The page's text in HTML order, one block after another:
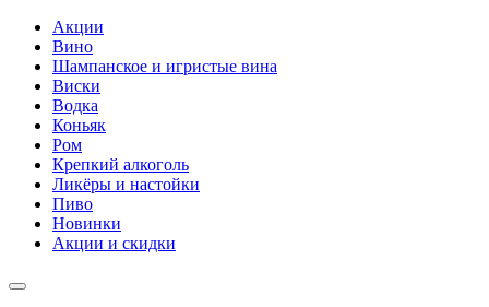
Акции
Вино
Шампанское и игристые вина
Виски
Водка
Коньяк
Ром
Крепкий алкоголь
Ликёры и настойки
Пиво
Новинки
Акции и скидки